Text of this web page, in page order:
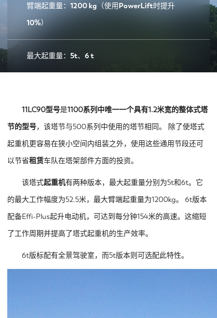
臂端起重量：1200 kg（使用PowerLift时提升
10%）
最大起重量：5t、6 t
11LC90型号是1100系列中唯一一个具有1.2米宽的整体式塔
节的型号，该塔节与500系列中使用的塔节相同。 除了使塔式
起重机更容易在狭小空间内组装之外，使用这些通用节段还可
以节省租赁车队在塔架部件方面的投资。
该塔式起重机有两种版本，最大起重量分别为5t和6t。它
的最大工作幅度为52.5米，最大臂端起重量为1200kg。 6t版本
配备Effi-Plus起升电动机，可达到每分钟154米的高速。这缩短
了工作周期并提高了塔式起重机的生产效率。
6t版标配有全景驾驶室，而5t版本则可选配此特性。